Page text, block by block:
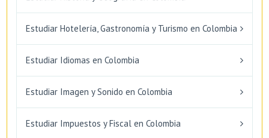
Estudiar Hotelería, Gastronomía y Turismo en Colombia
Estudiar Idiomas en Colombia
Estudiar Imagen y Sonido en Colombia
Estudiar Impuestos y Fiscal en Colombia